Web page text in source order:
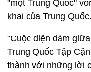
"một Trung Quốc"
khai của Trung Quốc.
"Cuộc điện đàm
Trung Quốc Tập
thành với những lời